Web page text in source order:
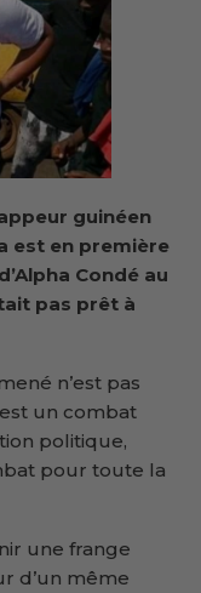
guinéen
est en première
Condé au
pas prêt à
n’est pas
un combat
politique,
pour toute la
une frange
d’un même